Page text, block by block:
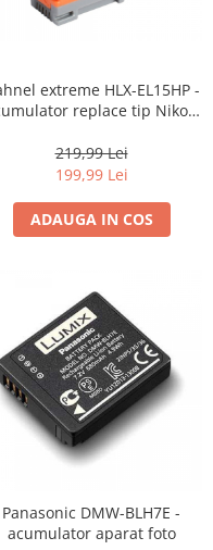
extreme HLX-EL15HP -
replace tip Nikon
219,99 Lei
199,99 Lei
ADAUGA IN COS
Panasonic DMW-BLH7E -
acumulator aparat foto